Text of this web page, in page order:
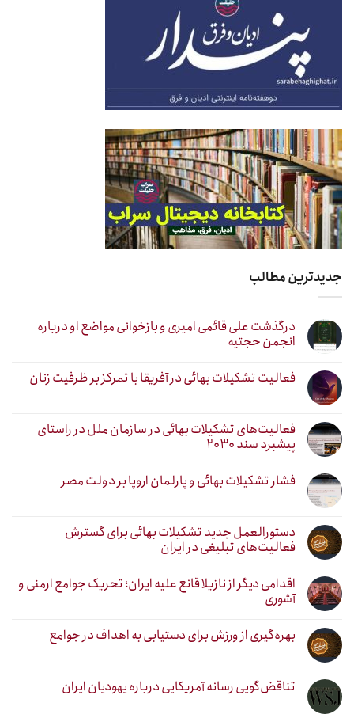
جدیدترین مطالب
درگذشت علی قائمی امیری و بازخوانی مواضع او درباره
انجمن حجتیه
فعالیت تشکیلات بهائی در آفریقا با تمرکز بر ظرفیت زنان
فعالیت‌های تشکیلات بهائی در سازمان ملل در راستای
پیشبرد سند ۲۰۳۰
فشار تشکیلات بهائی و پارلمان اروپا بر دولت مصر
دستورالعمل جدید تشکیلات بهائی برای گسترش
فعالیت‌های تبلیغی در ایران
اقدامی دیگر از نازیلا قانع علیه ایران؛ تحریک جوامع ارمنی و
آشوری
بهره‌گیری از ورزش برای دستیابی به اهداف در جوامع
تناقض‌گویی رسانه آمریکایی درباره یهودیان ایران